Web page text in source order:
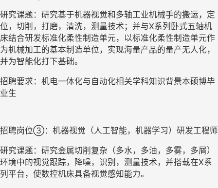
研究课题：研究基于机器视觉和多轴工业机械手的搬运，定
位，切削，打磨，清洗，测量技术；并与X系列卧式五轴机
床结合研发标准化柔性制造单元，以标准化柔性制造单元作
为机械加工的基本制造单位，实现海量产品的量产无人化，
并为智能化打下基础。
招聘要求：机电一体化与自动化相关学科知识背景本硕博毕
业生
招聘岗位③：机器视觉（人工智能，机器学习）研发工程师
研究课题：研究金属切削复杂（多水，多油，多雾，多屑）
环境中的视觉跟踪，降噪，识别，测量技术，并搭载在X系
列平台，使数控机床具备视觉感知能力。